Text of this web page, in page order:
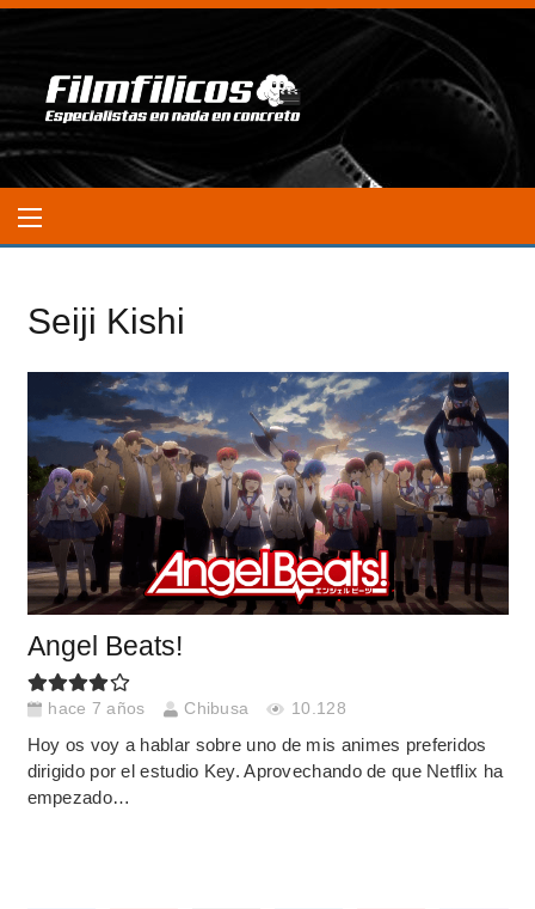
Seiji Kishi
Angel Beats!
hace 7 años Chibusa 10.128
Hoy os voy a hablar sobre uno de mis animes preferidos
dirigido por el estudio Key. Aprovechando de que Netflix ha
empezado…